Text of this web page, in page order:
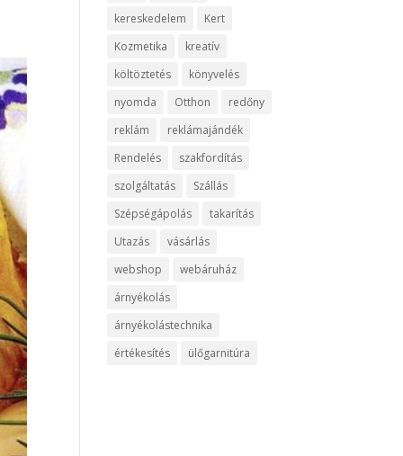
kereskedelem
Kert
Kozmetika
kreatív
költöztetés
könyvelés
nyomda
Otthon
redőny
reklám
reklámajándék
Rendelés
szakfordítás
szolgáltatás
Szállás
Szépségápolás
takarítás
Utazás
vásárlás
webshop
webáruház
árnyékolás
árnyékolástechnika
értékesítés
ülőgarnitúra